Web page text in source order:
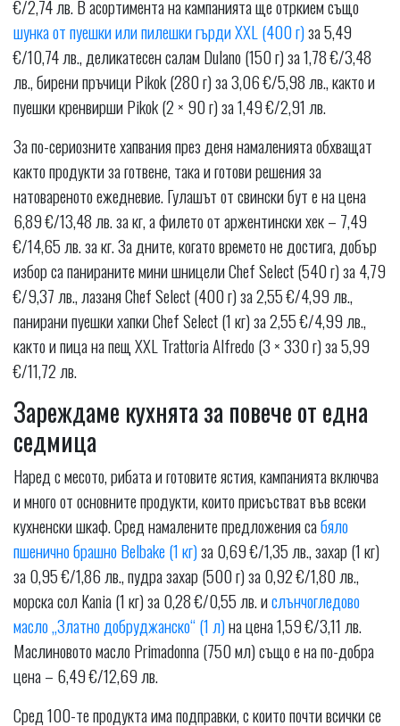
€/2,74 лв. В асортимента на кампанията ще отркием също
шунка от пуешки или пилешки гърди XXL (400 г)за 5,49
€/10,74 лв., деликатесен салам Dulano (150 г) за 1,78 €/3,48
лв., бирени пръчици Pikok (280 г) за 3,06 €/5,98 лв., както и
пуешки кренвирши Pikok (2 × 90 г) за 1,49 €/2,91 лв.
За по-сериозните хапвания през деня намаленията обхващат
както продукти за готвене, така и готови решения за
натовареното ежедневие. Гулашът от свински бут е на цена
6,89 €/13,48 лв. за кг, а филето от аржентински хек – 7,49
€/14,65 лв. за кг. За дните, когато времето не достига, добър
избор са панираните мини шницели Chef Select (540 г) за 4,79
€/9,37 лв., лазаня Chef Select (400 г) за 2,55 €/4,99 лв.,
панирани пуешки хапки Chef Select (1 кг) за 2,55 €/4,99 лв.,
както и пица на пещ XXL Trattoria Alfredo (3 × 330 г) за 5,99
€/11,72 лв.
Зареждаме кухнята за повече от една
седмица
Наред с месото, рибата и готовите ястия, кампанията включва
и много от основните продукти, които присъстват във всеки
кухненски шкаф. Сред намалените предложения сабяло
пшенично брашно Belbake (1 кг)за 0,69 €/1,35 лв., захар (1 кг)
за 0,95 €/1,86 лв., пудра захар (500 г) за 0,92 €/1,80 лв.,
морска сол Kania (1 кг) за 0,28 €/0,55 лв. ислънчогледово
масло „Златно добруджанско“ (1 л)на цена 1,59 €/3,11 лв.
Маслиновото масло Primadonna (750 мл) също е на по-добра
цена – 6,49 €/12,69 лв.
Сред 100-те продукта има подправки, с които почти всички се